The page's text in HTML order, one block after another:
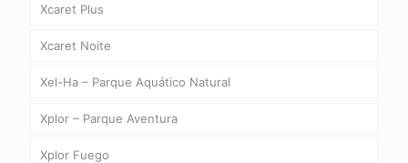
Xcaret Plus
Xcaret Noite
Xel-Ha – Parque Aquático Natural
Xplor – Parque Aventura
Xplor Fuego